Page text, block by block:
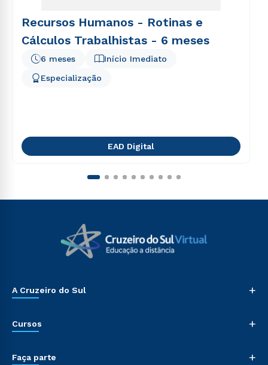
Recursos Humanos - Rotinas e
Cálculos Trabalhistas - 6 meses
Início Imediato
6 meses
Especialização
EAD Digital
A Cruzeiro do Sul +
Cursos +
Faça parte +